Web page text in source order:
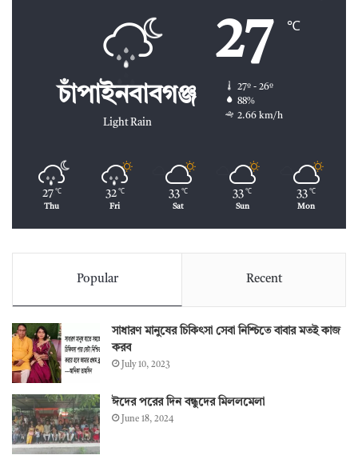
চাঁপাইনবাবগঞ্জ
Light Rain
27 ℃
27º - 26º
88%
2.66 km/h
27 ℃
Thu
32 ℃
Fri
33 ℃
Sat
33 ℃
Sun
33 ℃
Mon
Popular Recent
সাধারণ মানুষের চিকিৎসা সেবা নিশ্চিতে বাবার মতই কাজ
করব
July 10, 2023
ঈদের পরের দিন বন্ধুদের মিললমেলা
June 18, 2024